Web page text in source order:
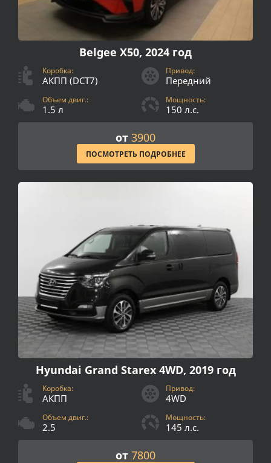
Belgee X50, 2024 год
Коробка:
АКПП (DCT7)
Привод:
Передний
Объем двиг.:
1.5 л
Мощность:
150 л.с.
от 3900
ПОСМОТРЕТЬ ПОДРОБНЕЕ
Hyundai Grand Starex 4WD, 2019 год
Коробка:
АКПП
Привод:
4WD
Объем двиг.:
2.5
Мощность:
145 л.с.
от 7800